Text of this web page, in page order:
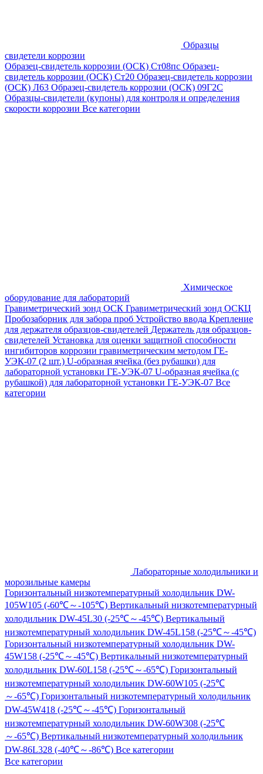
Образцы
свидетели коррозии
Образец-свидетель коррозии (ОСК) Ст08пс Образец-
свидетель коррозии (ОСК) Ст20 Образец-свидетель коррозии
(ОСК) Л63 Образец-свидетель коррозии (ОСК) 09Г2С
Образцы-свидетели (купоны) для контроля и определения
скорости коррозии Все категории
Химическое
оборудование для лабораторий
Гравиметрический зонд ОСК Гравиметрический зонд ОСКЦ
Пробозаборник для забора проб Устройство ввода Крепление
для держателя образцов-свидетелей Держатель для образцов-
свидетелей Установка для оценки защитной способности
ингибиторов коррозии гравиметрическим методом ГЕ-
УЭК-07 (2 шт.) U-образная ячейка (без рубашки) для
лабораторной установки ГЕ-УЭК-07 U-образная ячейка (с
рубашкой) для лабораторной установки ГЕ-УЭК-07 Все
категории
Лабораторные холодильники и
морозильные камеры
Горизонтальный низкотемпературный холодильник DW-
105W105 (-60℃～-105℃) Вертикальный низкотемпературный
холодильник DW-45L30 (-25℃～-45℃) Вертикальный
низкотемпературный холодильник DW-45L158 (-25℃～-45℃)
Горизонтальный низкотемпературный холодильник DW-
45W158 (-25℃～-45℃) Вертикальный низкотемпературный
холодильник DW-60L158 (-25℃～-65℃) Горизонтальный
низкотемпературный холодильник DW-60W105 (-25℃
～-65℃) Горизонтальный низкотемпературный холодильник
DW-45W418 (-25℃～-45℃) Горизонтальный
низкотемпературный холодильник DW-60W308 (-25℃
～-65℃) Вертикальный низкотемпературный холодильник
DW-86L328 (-40℃～-86℃) Все категории
Все категории